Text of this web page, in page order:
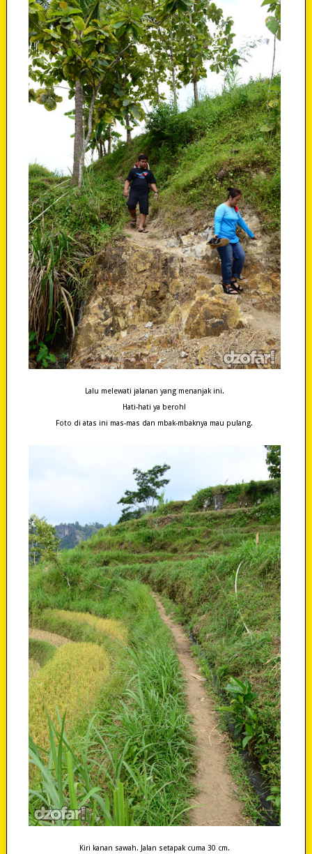
Lalu melewati jalanan yang menanjak ini.
Hati-hati ya beroh!
Foto di atas ini mas-mas dan mbak-mbaknya mau pulang.
Kiri kanan sawah. Jalan setapak cuma 30 cm.